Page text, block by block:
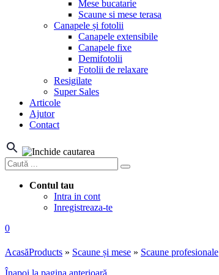
Mese bucatarie
Scaune si mese terasa
Canapele și fotolii
Canapele extensibile
Canapele fixe
Demifotolii
Fotolii de relaxare
Resigilate
Super Sales
Articole
Ajutor
Contact
Contul tau
Intra in cont
Inregistreaza-te
0
AcasăProducts » Scaune și mese » Scaune profesionale